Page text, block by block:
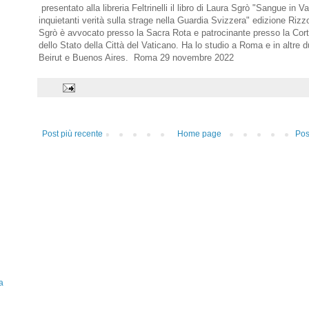
presentato alla libreria Feltrinelli il libro di Laura Sgrò "Sangue in
inquietanti verità sulla strage nella Guardia Svizzera" edizione
Sgrò è avvocato presso la Sacra Rota e patrocinante presso la
dello Stato della Città del Vaticano. Ha lo studio a Roma e in altre
Beirut e Buenos Aires. Roma 29 novembre 2022
Post più recente Home page